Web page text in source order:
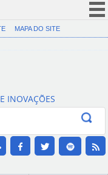
(COVID-19)
Canais
MAPA DO SITE
INOVAÇÕES